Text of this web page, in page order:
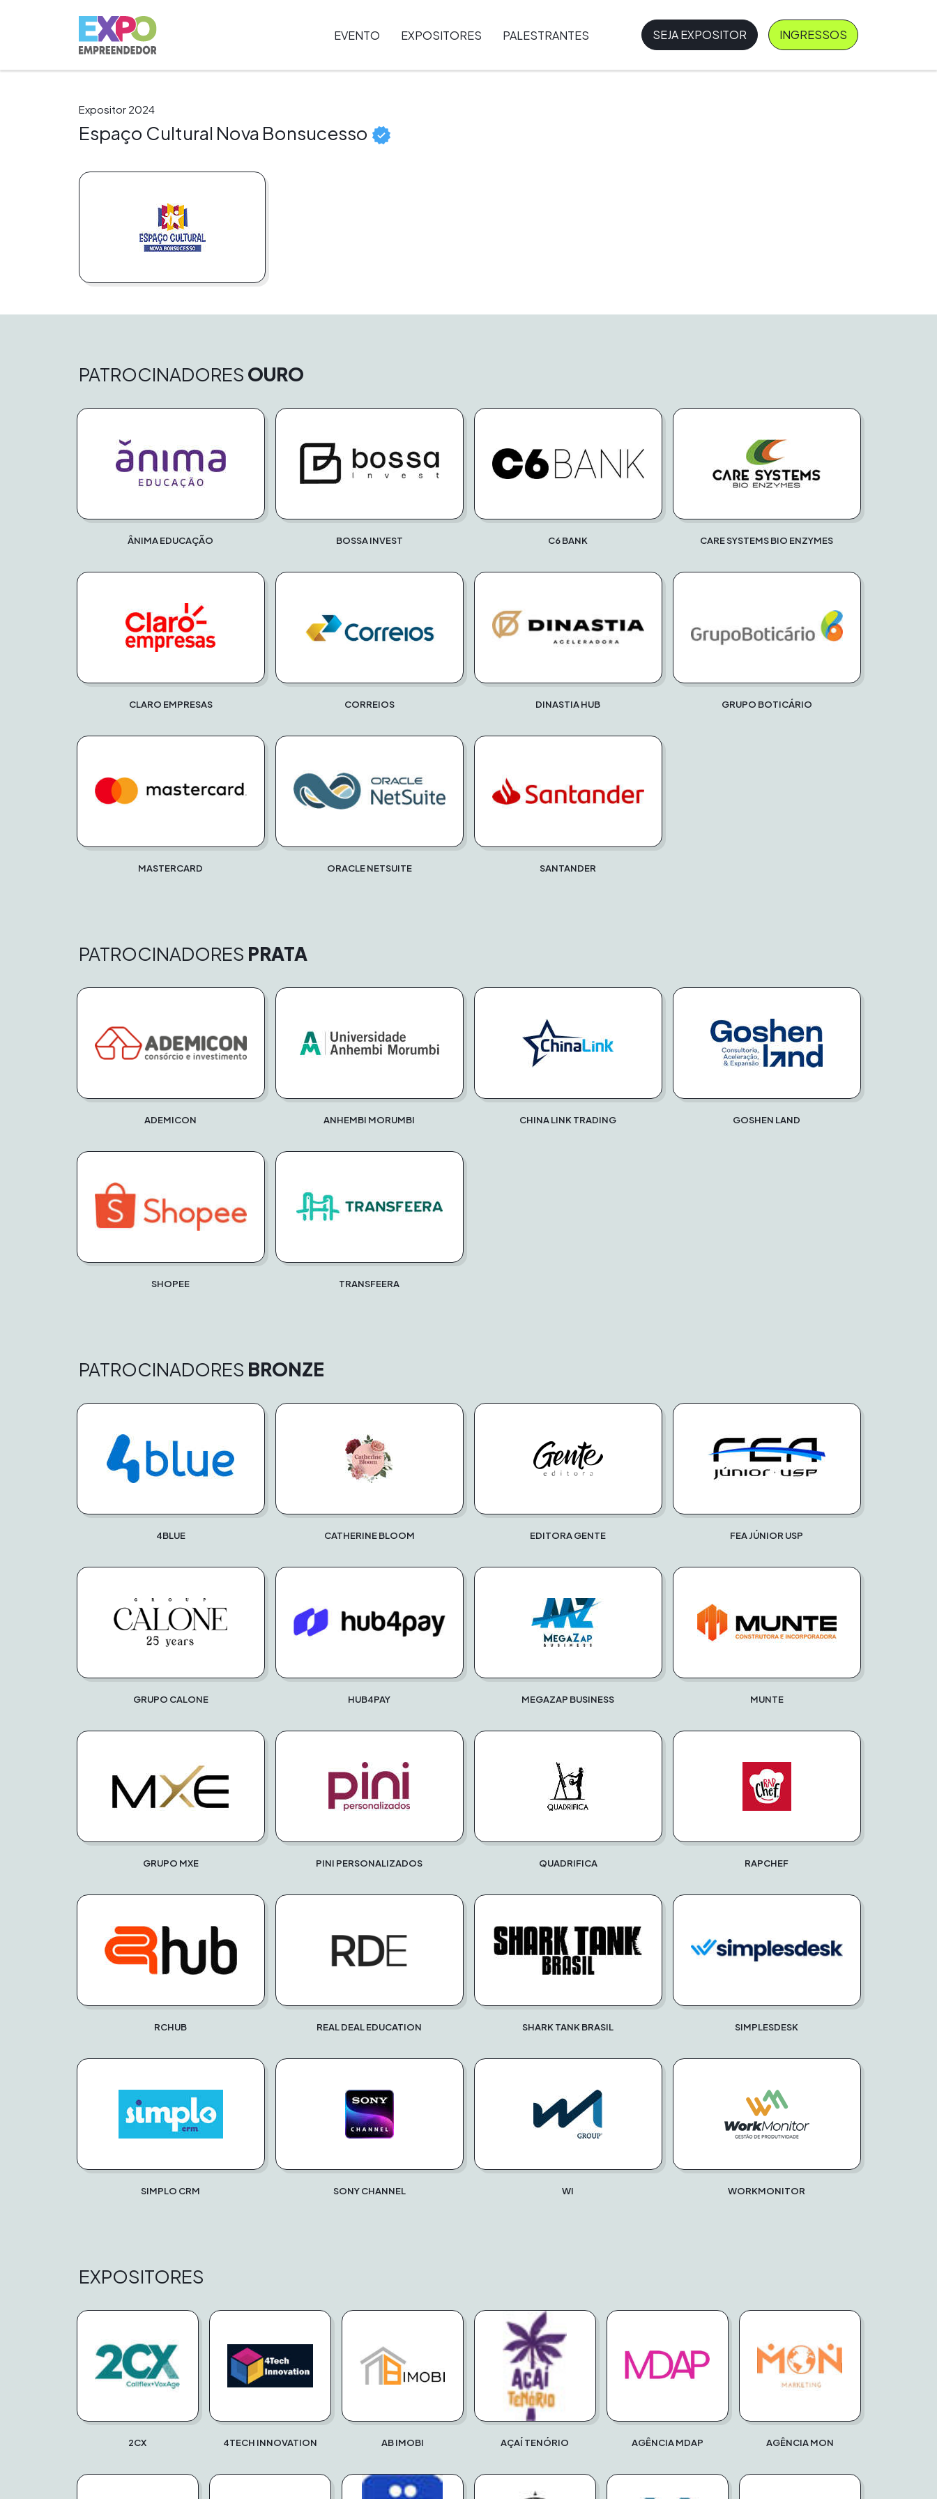
EVENTO EXPOSITORES PALESTRANTES SEJA EXPOSITOR INGRESSOS
Expositor 2024
Espaço Cultural Nova Bonsucesso
PATROCINADORES OURO
ÂNIMA EDUCAÇÃO BOSSA INVEST C6 BANK CARE SYSTEMS BIO ENZYMES
CLARO EMPRESAS CORREIOS DINASTIA HUB GRUPO BOTICÁRIO
MASTERCARD ORACLE NETSUITE SANTANDER
PATROCINADORES PRATA
ADEMICON ANHEMBI MORUMBI CHINA LINK TRADING GOSHEN LAND
SHOPEE TRANSFEERA
PATROCINADORES BRONZE
4BLUE CATHERINE BLOOM EDITORA GENTE FEA JÚNIOR USP
GRUPO CALONE HUB4PAY MEGAZAP BUSINESS MUNTE
GRUPO MXE PINI PERSONALIZADOS QUADRIFICA RAPCHEF
RCHUB REAL DEAL EDUCATION SHARK TANK BRASIL SIMPLESDESK
SIMPLO CRM SONY CHANNEL WI WORKMONITOR
EXPOSITORES
2CX 4TECH INNOVATION AB IMOBI AÇAÍ TENÓRIO AGÊNCIA MDAP AGÊNCIA MON